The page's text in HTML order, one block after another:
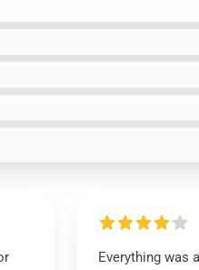
Everything was